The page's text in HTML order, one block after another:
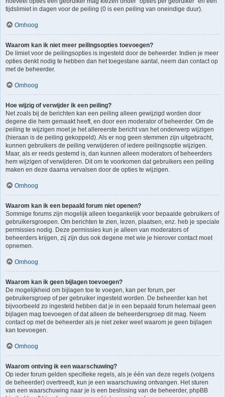
tijdslimiet in dagen voor de peiling (0 is een peiling van oneindige duur).
Omhoog
Waarom kan ik niet meer peilingsopties toevoegen?
De limiet voor de peilingsopties is ingesteld door de beheerder. Indien je meer
opties denkt nodig te hebben dan het toegestane aantal, neem dan contact op
met de beheerder.
Omhoog
Hoe wijzig of verwijder ik een peiling?
Net zoals bij de berichten kan een peiling alleen gewijzigd worden door
degene die hem gemaakt heeft, en door een moderator of beheerder. Om de
peiling te wijzigen moet je het allereerste bericht van het onderwerp wijzigen
(hieraan is de peiling gekoppeld). Als er nog geen stemmen zijn uitgebracht,
kunnen gebruikers de peiling verwijderen of iedere peilingsoptie wijzigen.
Maar, als er reeds gestemd is, dan kunnen alleen moderators of beheerders
hem wijzigen of verwijderen. Dit om te voorkomen dat gebruikers een peiling
maken en deze daarna vervalsen door de opties te wijzigen.
Omhoog
Waarom kan ik een bepaald forum niet openen?
Sommige forums zijn mogelijk alleen toegankelijk voor bepaalde gebruikers of
gebruikersgroepen. Om berichten te zien, lezen, plaatsen, enz. heb je speciale
permissies nodig. Deze permissies kun je alleen van moderators of
beheerders krijgen, zij zijn dus ook degene met wie je hierover contact moet
opnemen.
Omhoog
Waarom kan ik geen bijlagen toevoegen?
De mogelijkheid om bijlagen toe te voegen, kan per forum, per
gebruikersgroep of per gebruiker ingesteld worden. De beheerder kan het
bijvoorbeeld zo ingesteld hebben dat je in een bepaald forum helemaal geen
bijlagen mag toevoegen of dat alleen de beheerdersgroep dit mag. Neem
contact op met de beheerder als je niet zeker weet waarom je geen bijlagen
kan toevoegen.
Omhoog
Waarom ontving ik een waarschuwing?
Op ieder forum gelden specifieke regels, als je één van deze regels (volgens
de beheerder) overtreedt, kun je een waarschuwing ontvangen. Het sturen
van een waarschuwing naar je is een beslissing van de beheerder, phpBB